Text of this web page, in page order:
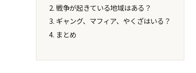
戦争が起きている地域はある？
ギャング、マフィア、やくざはいる？
まとめ